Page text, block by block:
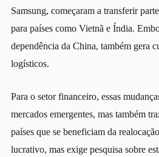
Samsung, começaram a transferir
para países como Vietnã e Índia.
dependência da China, também gera
logísticos.
Para o setor financeiro, essas
mercados emergentes, mas também
países que se beneficiam da
lucrativo, mas exige pesquisa sobre